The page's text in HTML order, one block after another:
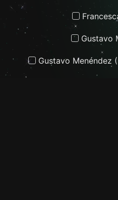
Gustavo
Gustavo Menéndez